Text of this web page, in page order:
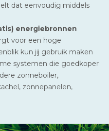
dat eenvoudig middels
energiebronnen
voor een hoge
kun jij gebruik maken
systemen die goedkoper
zonneboiler,
zonnepanelen,